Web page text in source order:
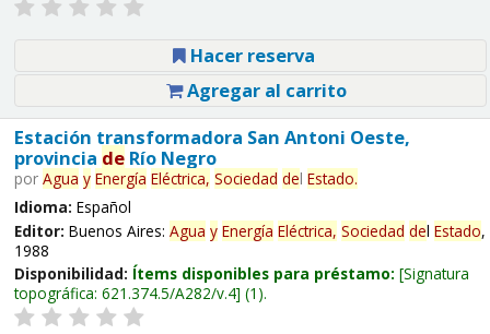
Hacer reserva
Agregar al carrito
Estación transformadora San Antoni Oeste,
provincia deRío Negro
por Agua y Energía Eléctrica, Sociedad del Estado.
Idioma: Español
Editor: Buenos Aires: Agua y Energía Eléctrica, Sociedad del Estado,
1988
Disponibilidad: Ítems disponibles para préstamo: Signatura
topográfica: 621.374.5/A282/v.4 (1).